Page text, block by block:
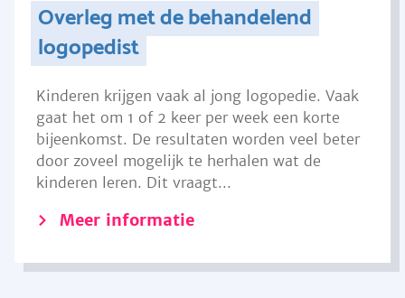
Overleg met de behandelend
logopedist
Kinderen krijgen vaak al jong logopedie. Vaak
gaat het om 1 of 2 keer per week een korte
bijeenkomst. De resultaten worden veel beter
door zoveel mogelijk te herhalen wat de
kinderen leren. Dit vraagt...
Meer informatie